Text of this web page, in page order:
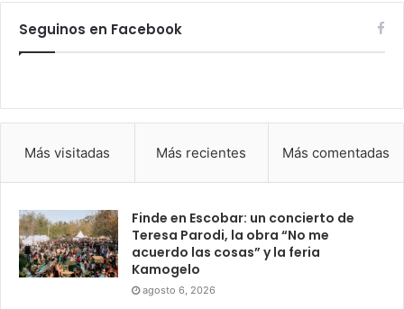
Seguinos en Facebook
Más visitadas Más recientes Más comentadas
Finde en Escobar: un concierto de
Teresa Parodi, la obra “No me
acuerdo las cosas” y la feria
Kamogelo
agosto 6, 2026